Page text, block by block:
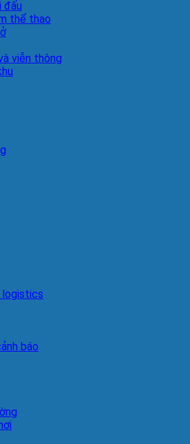
đấu
thể thao
viễn thông
logistics
báo